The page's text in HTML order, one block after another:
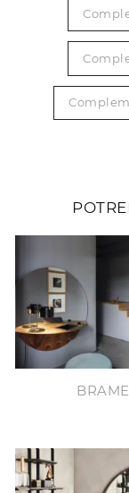
BRAME